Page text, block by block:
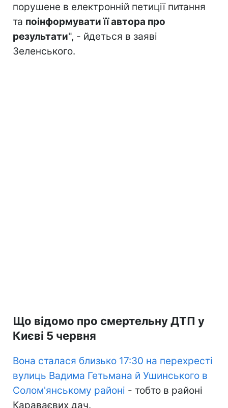
порушене в електронній петиції питання
та поінформувати її автора про
результати", - йдеться в заяві
Зеленського.
Що відомо про смертельну ДТП у
Києві 5 червня
Вона сталася близько 17:30 на перехресті
вулиць Вадима Гетьмана й Ушинського в
Солом'янському районі - тобто в районі
Караваєвих дач.